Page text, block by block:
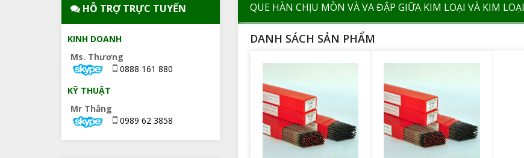
HỖ TRỢ TRỰC TUYẾN
KINH DOANH
Ms. Thương
0888 161 880
KỸ THUẬT
Mr Thắng
0989 62 3858
QUE HÀN CHỊU MÒN VÀ VA ĐẬP GIỮA KIM LOẠI VÀ KIM LOẠI
DANH SÁCH SẢN PHẨM